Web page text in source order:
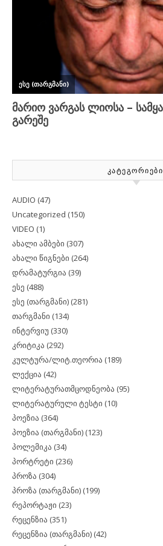
ᲙᲐᲢᲔᲒᲝᲠᲘᲔᲑᲘ
AUDIO (47)
Uncategorized (150)
VIDEO (1)
ახალი ამბები (307)
ახალი წიგნები (264)
დრამატურგია (39)
ესე (488)
ესე (თარგმანი) (281)
თარგმანი (134)
ინტერვიუ (330)
კრიტიკა (292)
კულტურა/ლიტ.თეორია (189)
ლექცია (42)
ლიტერატურათმცოდნეობა (95)
ლიტერატურული ტესტი (10)
პოეზია (364)
პოეზია (თარგმანი) (123)
პოლემიკა (34)
პორტრეტი (236)
პროზა (304)
პროზა (თარგმანი) (199)
რეპორტაჟი (23)
რეცენზია (351)
რეცენზია (თარგმანი) (42)